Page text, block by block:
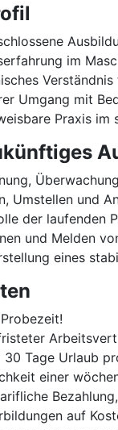
im
Umgang mit
Praxis im
Umstellen und
der laufenden
und Melden
eines
30 Tage Urlaub
einer
auf